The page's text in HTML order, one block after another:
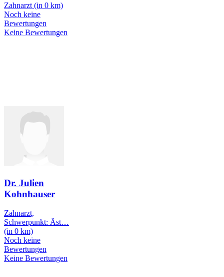
Zahnarzt (in 0 km)
Noch keine
Bewertungen
Keine Bewertungen
Dr. Julien
Kohnhauser
Zahnarzt,
Schwerpunkt: Äst…
(in 0 km)
Noch keine
Bewertungen
Keine Bewertungen